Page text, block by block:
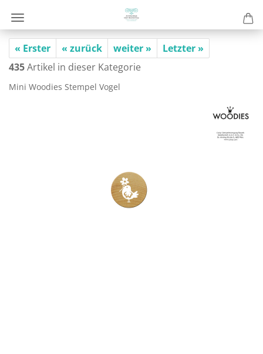
« Erster « zurück weiter »
Letzter »
435Artikel in dieser Kategorie
Mini Woo­dies Stem­pel Vogel